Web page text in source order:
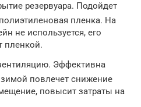
резервуара. Подойдет
пленка. На
не используется, его
пленкой.
Эффективна
повлечет снижение
повысит затраты на